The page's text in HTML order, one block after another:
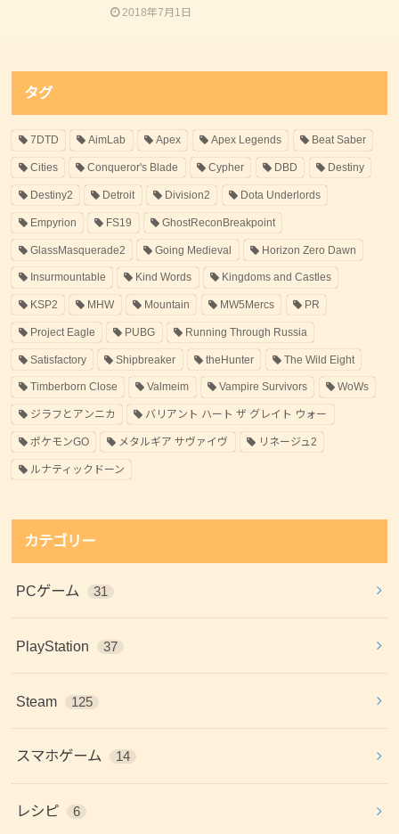
2018年7月1日
タグ
7DTD AimLab Apex Apex Legends Beat Saber
Cities Conqueror's Blade Cypher DBD Destiny
Destiny2 Detroit Division2 Dota Underlords
Empyrion FS19 GhostReconBreakpoint
GlassMasquerade2 Going Medieval Horizon Zero Dawn
Insurmountable Kind Words Kingdoms and Castles
KSP2 MHW Mountain MW5Mercs PR
Project Eagle PUBG Running Through Russia
Satisfactory Shipbreaker theHunter The Wild Eight
Timberborn Close Valmeim Vampire Survivors WoWs
ジラフとアンニカ バリアント ハート ザ グレイト ウォー
ポケモンGO メタルギア サヴァイヴ リネージュ2
ルナティックドーン
カテゴリー
PCゲーム 31
PlayStation 37
Steam 125
スマホゲーム 14
レシピ 6